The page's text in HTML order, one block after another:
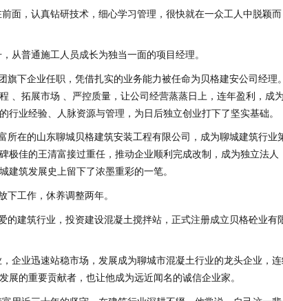
面，认真钻研技术，细心学习管理，很快就在一众工人中脱颖而
从普通施工人员成长为独当一面的项目经理。
下企业任职，凭借扎实的业务能力被任命为贝格建安公司经理
、拓展市场 、严控质量，让公司经营蒸蒸日上，连年盈利，成
业经验、人脉资源与管理，为日后独立创业打下了坚实基础。
在的山东聊城贝格建筑安装工程有限公司，成为聊城建筑行业
极佳的王清富接过重任，推动企业顺利完成改制，成为独立法人
筑发展史上留下了浓墨重彩的一笔。
工作，休养调整两年。
建筑行业，投资建设混凝土搅拌站，正式注册成立贝格砼业有
企业迅速站稳市场，发展成为聊城市混凝土行业的龙头企业，
的重要贡献者，也让他成为远近闻名的诚信企业家。